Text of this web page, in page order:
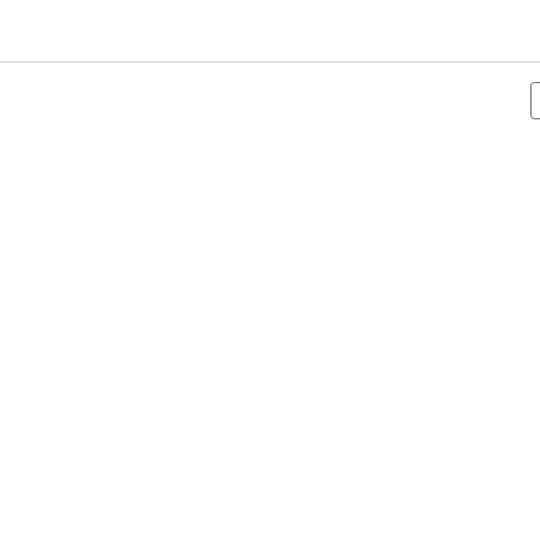
LA KIEV PENTRU TINERII LIDERI POLITICI ORGANIZATĂ DE